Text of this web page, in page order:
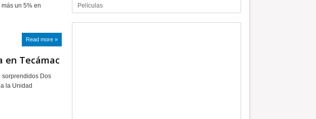
un 5% en
Read more »
en Tecámac
Dos
la Unidad
Películas